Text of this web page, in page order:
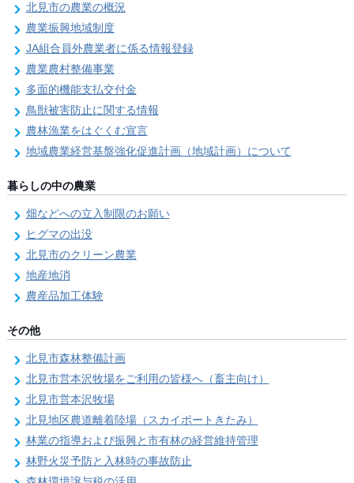
北見市の農業の概況
農業振興地域制度
JA組合員外農業者に係る情報登録
農業農村整備事業
多面的機能支払交付金
鳥獣被害防止に関する情報
農林漁業をはぐくむ宣言
地域農業経営基盤強化促進計画（地域計画）について
暮らしの中の農業
畑などへの立入制限のお願い
ヒグマの出没
北見市のクリーン農業
地産地消
農産品加工体験
その他
北見市森林整備計画
北見市営本沢牧場をご利用の皆様へ（畜主向け）
北見市営本沢牧場
北見地区農道離着陸場（スカイポートきたみ）
林業の指導および振興と市有林の経営維持管理
林野火災予防と入林時の事故防止